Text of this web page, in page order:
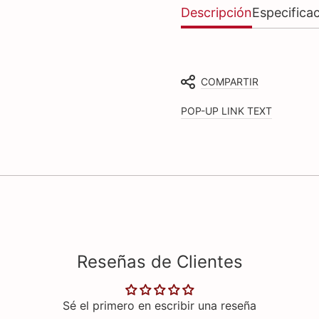
Descripción
COMPARTIR
POP-UP LINK TEXT
Reseñas de Clientes
Sé el primero en escribir una reseña